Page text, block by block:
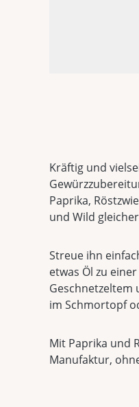
Kräftig und
Paprika,
und Wild
Streue ihn
etwas Öl zu
Geschnetzeltem
im Schmortopf
Mit Paprika und
Manufaktur,